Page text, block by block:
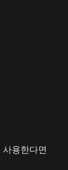
용한다면